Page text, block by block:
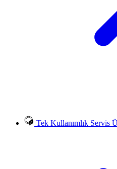
Tek Kullanımlık Servis